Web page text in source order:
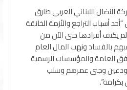
النضال اللبناني العربي طارق
أسباب التراجع والأزمة الخانقة
أفرادها حتى الآن من
بالفساد ونهب المال العام
العامة والمؤسسات الرسمية
وجنى عمرهم وسلب